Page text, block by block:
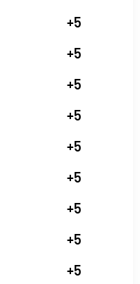
+5
+5
+5
+5
+5
+5
+5
+5
+5